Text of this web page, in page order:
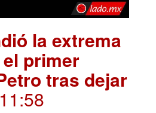
la extrema
primer
tras dejar